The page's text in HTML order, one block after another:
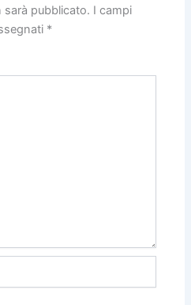
sarà pubblicato. I campi
*